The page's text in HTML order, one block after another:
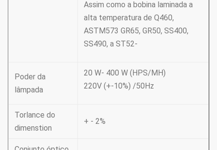
Assim como a bobina laminada a
alta temperatura de Q460,
ASTM573 GR65, GR50, SS400,
SS490, a ST52-
Poder da
lâmpada
20 W- 400 W (HPS/MH)
220V (+-10%) /50Hz
Torlance do
dimenstion
+ - 2%